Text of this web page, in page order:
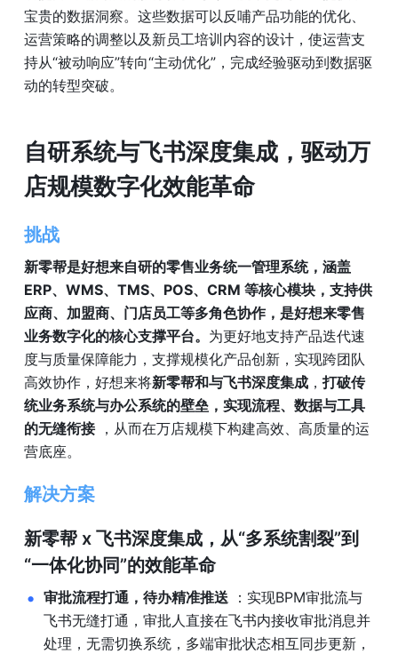
宝贵的数据洞察。这些数据可以反哺产品功能的优化、
运营策略的调整以及新员工培训内容的设计，使运营支
持从“被动响应”转向“主动优化”，完成经验驱动到数据驱
动的转型突破。
自研系统与飞书深度集成，驱动万
店规模数字化效能革命
挑战
新零帮是好想来自研的零售业务统一管理系统，涵盖
ERP、WMS、TMS、POS、CRM 等核心模块，支持供
应商、加盟商、门店员工等多角色协作，是好想来零售
业务数字化的核心支撑平台。 为更好地支持产品迭代速
度与质量保障能力，支撑规模化产品创新，实现跨团队
高效协作，好想来将新零帮和与飞书深度集成 ，打破传
统业务系统与办公系统的壁垒，实现流程、数据与工具
的无缝衔接 ，从而在万店规模下构建高效、高质量的运
营底座。
解决方案
新零帮 x 飞书深度集成，从“多系统割裂”到
“一体化协同”的效能革命
审批流程打通，待办精准推送 ：实现BPM审批流与
飞书无缝打通，审批人直接在飞书内接收审批消息并
处理，无需切换系统，多端审批状态相互同步更新，